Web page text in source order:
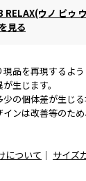
ウノ ピゥ
見る
品を再現するよ
生じます。
の個体差が生じる
ンは改善等のた
について ｜ サイズ